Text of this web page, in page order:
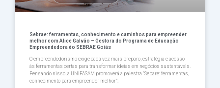
Sebrae: ferramentas, conhecimento e caminhos para empreender
melhor com Alice Galvão – Gestora do Programa de Educação
Empreendedora do SEBRAE Goiás
O empreendedorismo exige cada vez mais preparo, estratégia e acesso
às ferramentas certas para transformar ideias em negócios sustentáveis.
Pensando nisso, a UNIFASAM promoverá a palestra ”Sebare: ferramentas,
conhecimento para empreender melhor”.